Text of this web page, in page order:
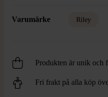
Varumärke Riley
Produkten är unik och
Fri frakt på alla köp